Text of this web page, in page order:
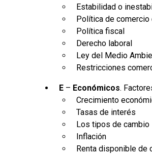
Estabilidad o
Política de comercio
Política fiscal
Derecho laboral
Ley del Medio
Restricciones
E – Económicos.
Crecimiento
Tasas de interés
Los tipos de cambio
Inflación
Renta disponible de